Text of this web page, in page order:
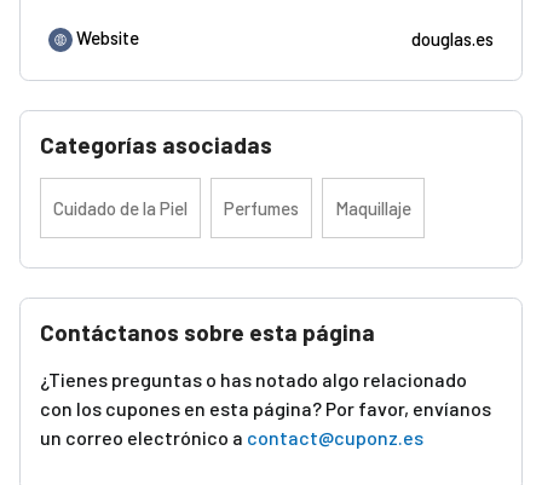
Website douglas.es
Categorías asociadas
Cuidado de la Piel Perfumes Maquillaje
Contáctanos sobre esta página
¿Tienes preguntas o has notado algo relacionado
con los cupones en esta página? Por favor, envíanos
un correo electrónico a contact@cuponz.es